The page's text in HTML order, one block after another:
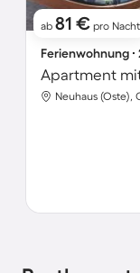
ab 81 € pro Nacht
Ferienwohnung ∙
Neuhaus (Oste),